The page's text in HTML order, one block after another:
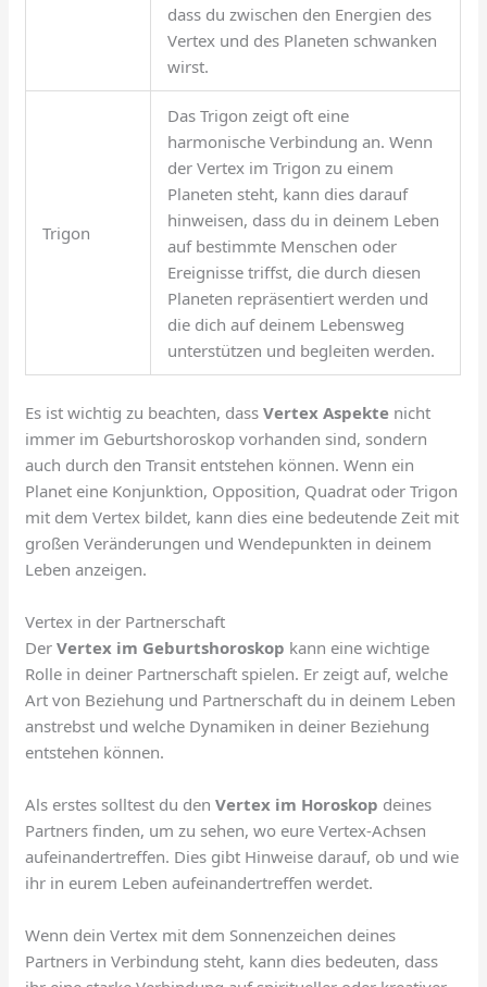
dass du zwischen den Energien des
Vertex und des Planeten schwanken
wirst.
Trigon
Das Trigon zeigt oft eine
harmonische Verbindung an. Wenn
der Vertex im Trigon zu einem
Planeten steht, kann dies darauf
hinweisen, dass du in deinem Leben
auf bestimmte Menschen oder
Ereignisse triffst, die durch diesen
Planeten repräsentiert werden und
die dich auf deinem Lebensweg
unterstützen und begleiten werden.
Es ist wichtig zu beachten, dassVertex Aspekte nicht
immer im Geburtshoroskop vorhanden sind, sondern
auch durch den Transit entstehen können. Wenn ein
Planet eine Konjunktion, Opposition, Quadrat oder Trigon
mit dem Vertex bildet, kann dies eine bedeutende Zeit mit
großen Veränderungen und Wendepunkten in deinem
Leben anzeigen.
Vertex in der Partnerschaft
DerVertex im Geburtshoroskop kann eine wichtige
Rolle in deiner Partnerschaft spielen. Er zeigt auf, welche
Art von Beziehung und Partnerschaft du in deinem Leben
anstrebst und welche Dynamiken in deiner Beziehung
entstehen können.
Als erstes solltest du denVertex im Horoskop deines
Partners finden, um zu sehen, wo eure Vertex-Achsen
aufeinandertreffen. Dies gibt Hinweise darauf, ob und wie
ihr in eurem Leben aufeinandertreffen werdet.
Wenn dein Vertex mit dem Sonnenzeichen deines
Partners in Verbindung steht, kann dies bedeuten, dass